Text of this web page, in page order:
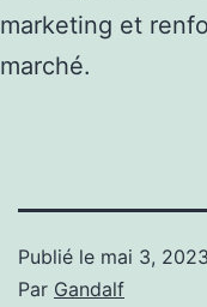
marketing et
marché.
Publié le mai 3, 2023
Par Gandalf